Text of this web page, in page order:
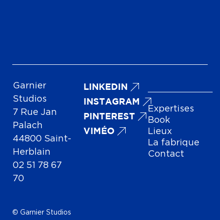
Garnier
Studios
7 Rue Jan
Palach
44800 Saint-
Herblain
02 51 78 67
70
LINKEDIN
INSTAGRAM
PINTEREST
VIMÉO
Expertises
Book
Lieux
La fabrique
Contact
© Garnier Studios